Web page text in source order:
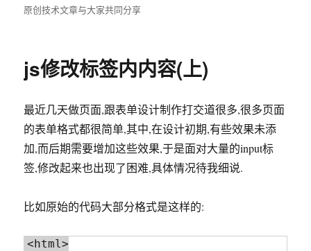
原创技术文章与大家共同分享
js修改标签内内容(上)
最近几天做页面,跟表单设计制作打交道很多,很多页面
的表单格式都很简单,其中,在设计初期,有些效果未添
加,而后期需要增加这些效果,于是面对大量的input标
签,修改起来也出现了困难,具体情况待我细说.
比如原始的代码大部分格式是这样的:
<html>